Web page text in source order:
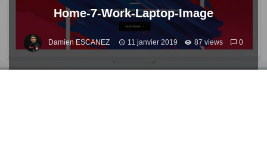
Home-7-Work-Laptop-Image
Damien ESCANEZ 11 janvier 2019 87 views 0